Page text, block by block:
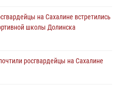
и 400 патронов изъяли
Сахалине
за неделю
на Сахалине встретились
школы Долинска
росгвардейцы на Сахалине